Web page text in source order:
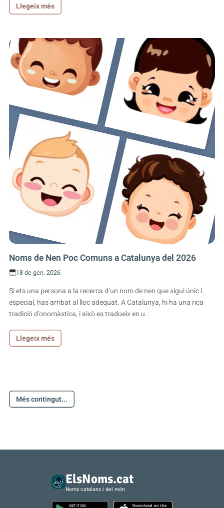
Llegeix més
Noms de Nen Poc Comuns a Catalunya del 2026
18 de gen. 2026
Si ets una persona a la recerca d’un nom de nen que sigui únic i
especial, has arribat al lloc adequat. A Catalunya, hi ha una rica
tradició d’onomàstica, i això es tradueix en u...
Llegeix més
Més contingut...
ElsNoms.cat
Noms catalans i del món